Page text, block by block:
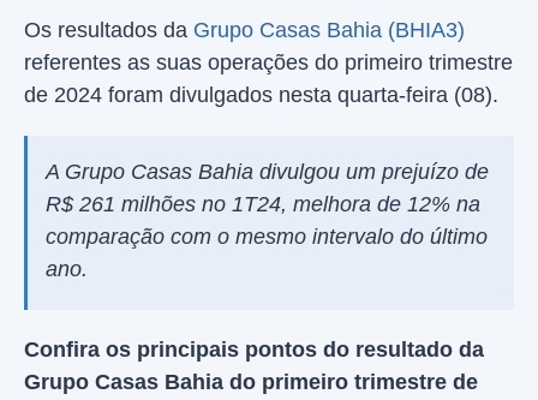
Os resultados da Grupo Casas Bahia (BHIA3)
referentes as suas operações do primeiro trimestre
de 2024 foram divulgados nesta quarta-feira (08).
A Grupo Casas Bahia divulgou um prejuízo de
R$ 261 milhões no 1T24, melhora de 12% na
comparação com o mesmo intervalo do último
ano.
Confira os principais pontos do resultado da
Grupo Casas Bahia do primeiro trimestre de